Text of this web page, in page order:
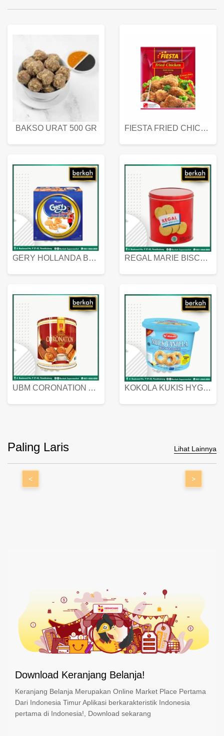
BAKSO URAT 500 GR FIESTA FRIED CHICKEN 500 GR
GERY HOLLANDA BUTTER COOKIES 450 GRAM REGAL MARIE BISCUIT KALENG 550 GRAM
UBM CORONATION ASSORTED BISKUIT KALENG 450 GRAM KOKOLA KUKIS HYGIENIC MILK VANILLA PACK 320 GR
Paling Laris Lihat Lainnya
< >
Download Keranjang Belanja!
Keranjang Belanja Merupakan Online Market Place Pertama
Dari Indonesia Timur Aplikasi berkarakteristik Indonesia
pertama di Indonesia!, Download sekarang